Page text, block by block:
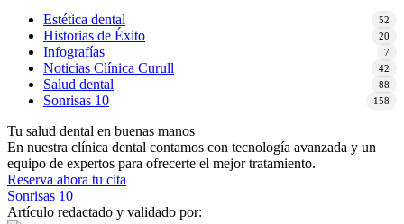
Estética dental 52
Historias de Éxito 20
Infografías 7
Noticias Clínica Curull 42
Salud dental 88
Sonrisas 10 158
Tu salud dental en buenas manos
En nuestra clínica dental contamos con tecnología avanzada y un
equipo de expertos para ofrecerte el mejor tratamiento.
Reserva ahora tu cita
Sonrisas 10
Artículo redactado y validado por: